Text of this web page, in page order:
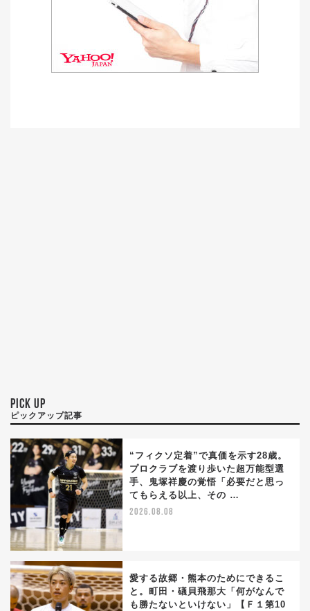
PICK UP
ピックアップ記事
“フィクソ定着”で真価を示す28歳。
プロクラブを渡り歩いた超万能型選
手、鬼塚祥慶の覚悟「必要だと思っ
てもらえる以上、その …
2026.08.08
愛する故郷・熊本のためにできるこ
と。町田・礒貝飛那大「何がなんで
も勝たないといけない」【Ｆ１第10